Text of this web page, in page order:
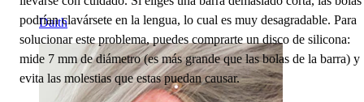
Daith
podrían clavársete en la lengua, lo cual es muy desagradable. Para
solucionar este problema, puedes comprarte un disco de silicona:
mide 7 mm de diámetro (es más grande que las bolas de la barra) y
evita las molestias que estas puedan causar.